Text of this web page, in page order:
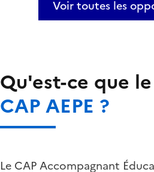
Voir toutes les
Qu'est-ce que
CAP AEPE ?
Le CAP Accompagnant